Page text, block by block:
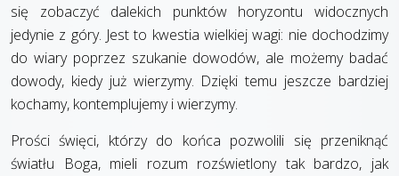
się zobaczyć dalekich punktów horyzontu widocznych
jedynie z góry. Jest to kwestia wielkiej wagi: nie dochodzimy
do wiary poprzez szukanie dowodów, ale możemy badać
dowody, kiedy już wierzymy. Dzięki temu jeszcze bardziej
kochamy, kontemplujemy i wierzymy.
Prości święci, którzy do końca pozwolili się przeniknąć
światłu Boga, mieli rozum rozświetlony tak bardzo, jak